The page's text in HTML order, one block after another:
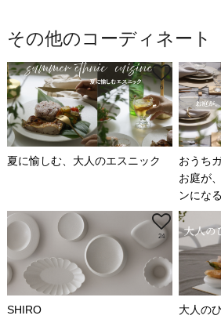
その他のコーディネート
6
夏に愉しむ、大人のエスニック
おうち
お庭が
ンにな
24
SHIRO
大人の